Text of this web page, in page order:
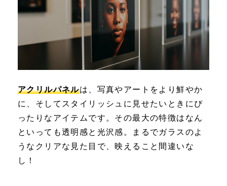
アクリルパネルは、写真やアートをより鮮やか
に、そしてスタイリッシュに見せたいときにぴ
ったりなアイテムです。その最大の特徴はなん
といっても透明感と 光沢感。まるでガラスのよ
うなクリアな見た目で、映えること間違いな
し！